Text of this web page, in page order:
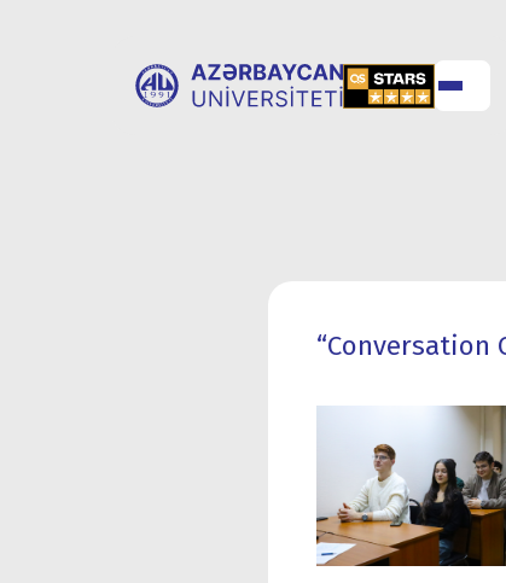
“Conversation